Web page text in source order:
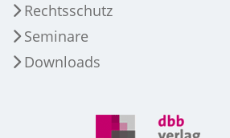
Rechtsschutz
Seminare
Downloads